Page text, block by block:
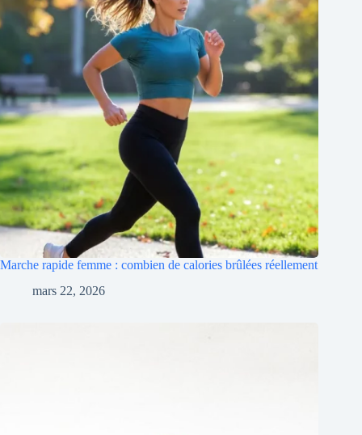
Marche rapide femme : combien de calories brûlées réellement
mars 22, 2026